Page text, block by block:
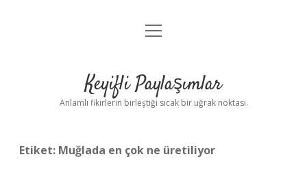
Anasayfa
Yasal Uyarı
menüyü
Keyifli Paylaşımlar
Anlamlı fikirlerin birleştiği sıcak bir uğrak noktası.
Etiket: Muğlada en çok ne üretiliyor